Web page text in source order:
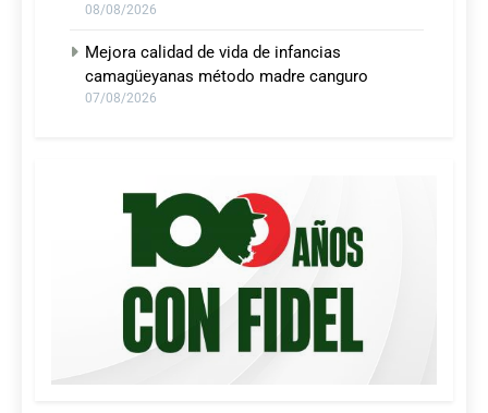
08/08/2026
Mejora calidad de vida de infancias
camagüeyanas método madre canguro
07/08/2026